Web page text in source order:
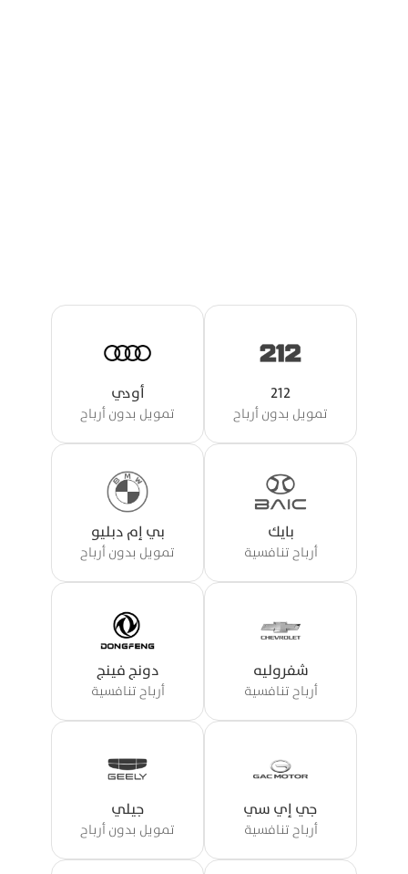
212
تمويل بدون أرباح
أودي
تمويل بدون أرباح
بايك
أرباح تنافسية
بي إم دبليو
تمويل بدون أرباح
شفروليه
أرباح تنافسية
دونج فينج
أرباح تنافسية
جي إي سي
أرباح تنافسية
جيلي
تمويل بدون أرباح